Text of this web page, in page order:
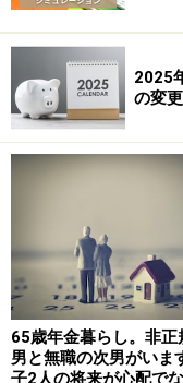
1位 不安だ
2位 あまり安
3位 まあまあ
上位2つの合計80.8
ないと考えているよ
2025
の変
65歳年金暮らし。非正
男と無職の次男がいま
子2人の将来が心配で